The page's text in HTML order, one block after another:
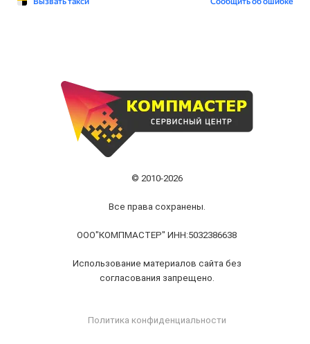
© 2010-2026
Все права сохранены.
ООО"КОМПМАСТЕР" ИНН:5032386638
Использование материалов сайта без
согласования запрещено.
Политика конфиденциальности